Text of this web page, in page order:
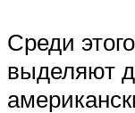
Среди
выделяют